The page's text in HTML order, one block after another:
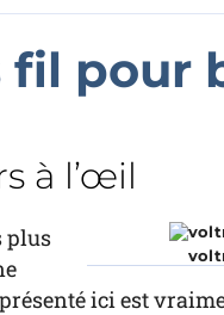
pour
à l’œil
plus
ici est